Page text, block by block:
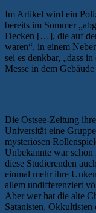
Im Artikel wird ein
bereits im Sommer
Decken […], die auf
waren“, in einem
sei es denkbar, „dass
Messe in dem
Die Ostsee-Zeitung
Universität eine
mysteriösen
Unbekannte war
diese Studierenden
einmal mehr ihre
allem undifferenziert
Aber wer hat die alte
Satanisten, Okkultisten